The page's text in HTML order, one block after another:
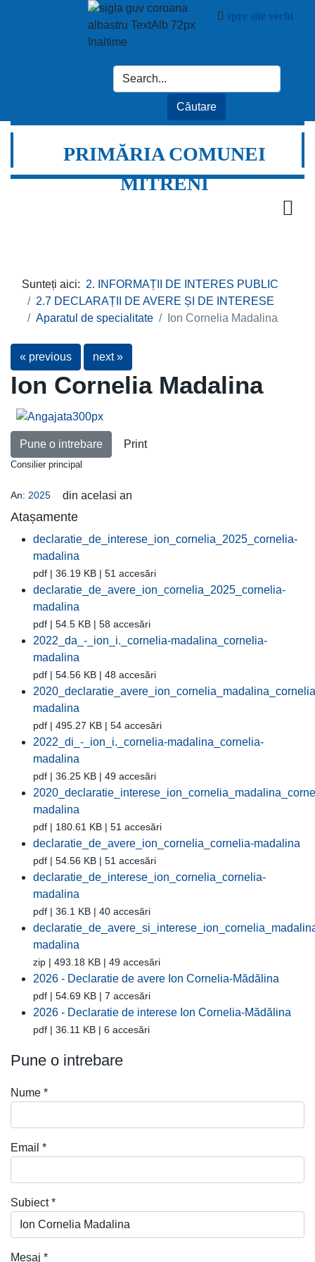
spre site vechi
PRIMĂRIA COMUNEI
MITRENI
Sunteți aici: 2. INFORMAȚII DE INTERES PUBLIC
2.7 DECLARAȚII DE AVERE ȘI DE INTERESE
Aparatul de specialitate
Ion Cornelia Madalina
« previous next »
Ion Cornelia Madalina
Pune o intrebare Print
Consilier principal
An: 2025 din acelasi an
Atașamente
declaratie_de_interese_ion_cornelia_2025_cornelia-
madalina
pdf | 36.19 KB | 51 accesări
declaratie_de_avere_ion_cornelia_2025_cornelia-
madalina
pdf | 54.5 KB | 58 accesări
2022_da_-_ion_i._cornelia-madalina_cornelia-
madalina
pdf | 54.56 KB | 48 accesări
madalina
pdf | 495.27 KB | 54 accesări
2022_di_-_ion_i._cornelia-madalina_cornelia-
madalina
pdf | 36.25 KB | 49 accesări
madalina
pdf | 180.61 KB | 51 accesări
declaratie_de_avere_ion_cornelia_cornelia-madalina
pdf | 54.56 KB | 51 accesări
declaratie_de_interese_ion_cornelia_cornelia-
madalina
pdf | 36.1 KB | 40 accesări
madalina
zip | 493.18 KB | 49 accesări
2026 - Declaratie de avere Ion Cornelia-Mădălina
pdf | 54.69 KB | 7 accesări
2026 - Declaratie de interese Ion Cornelia-Mădălina
pdf | 36.11 KB | 6 accesări
Pune o intrebare
Nume *
Email *
Subiect*
Mesaj *